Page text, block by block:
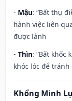
- Mậu: “Bất thụ
hành việc liên
được lành
- Thìn: “Bất khốc
khóc lóc để
Khổng Minh